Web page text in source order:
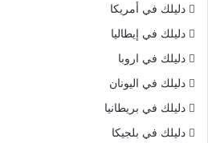
دليلك في أمريكا
دليلك في إيطاليا
دليلك في اروبا
دليلك في اليونان
دليلك في بريطانيا
دليلك في بلجيكا